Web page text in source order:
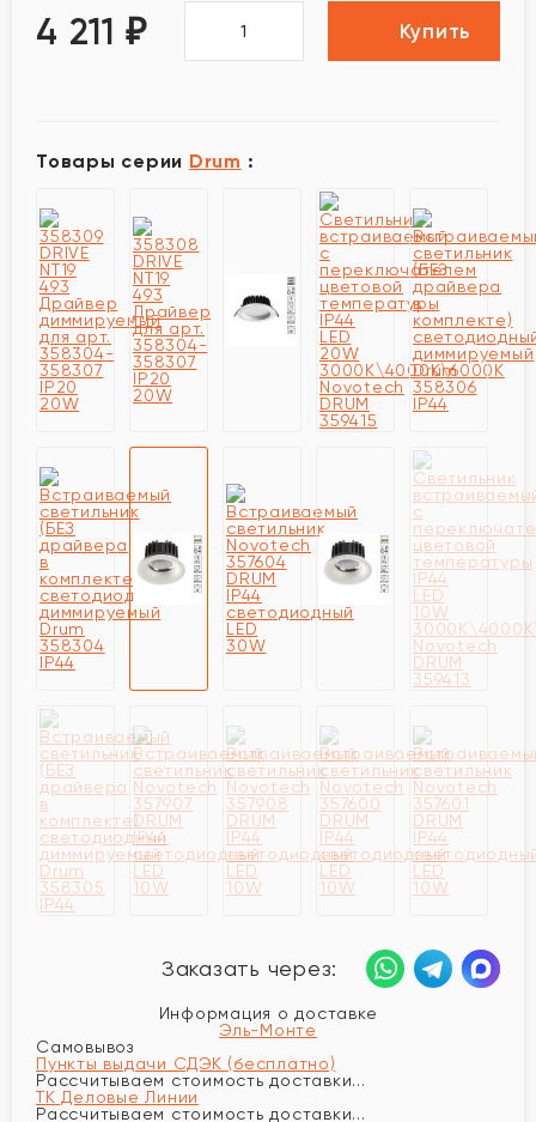
4 211 ₽ Купить
Товары серии Drum :
Заказать через:
Информация о доставке
Эль-Монте
Самовывоз
Пункты выдачи СДЭК (бесплатно)
Рассчитываем стоимость доставки...
ТК Деловые Линии
Рассчитываем стоимость доставки...